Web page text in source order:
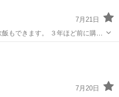
7月21日
もできます。 ３年ほど前に購入
した。 色はネイビーです。 公式
なっています。 通常14800円し
7月20日